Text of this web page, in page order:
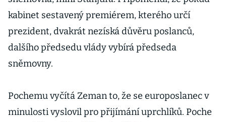
kabinet sestavený premiérem, kterého určí
prezident, dvakrát nezíská důvěru poslanců,
dalšího předsedu vlády vybírá předseda
sněmovny.
Pochemu vyčítá Zeman to, že se europoslanec v
minulosti vyslovil pro přijímání uprchlíků. Poche